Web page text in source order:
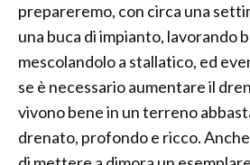
prepareremo, con circa una
una buca di impianto, lavorando
mescolandolo a stallatico, ed
se è necessario aumentare il
vivono bene in un terreno
drenato, profondo e ricco.